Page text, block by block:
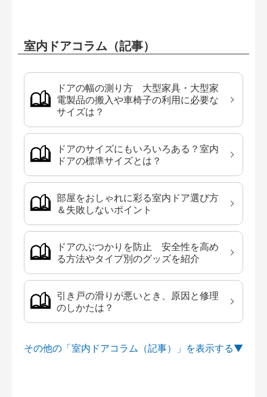
室内ドアコラム（記事）
ドアの幅の測り方 大型家具・大型家
電製品の搬入や車椅子の利用に必要な
サイズは？
ドアのサイズにもいろいろある？室内
ドアの標準サイズとは？
部屋をおしゃれに彩る室内ドア選び方
＆失敗しないポイント
ドアのぶつかりを防止 安全性を高め
る方法やタイプ別のグッズを紹介
引き戸の滑りが悪いとき、原因と修理
のしかたは？
その他の「室内ドアコラム（記事）」を